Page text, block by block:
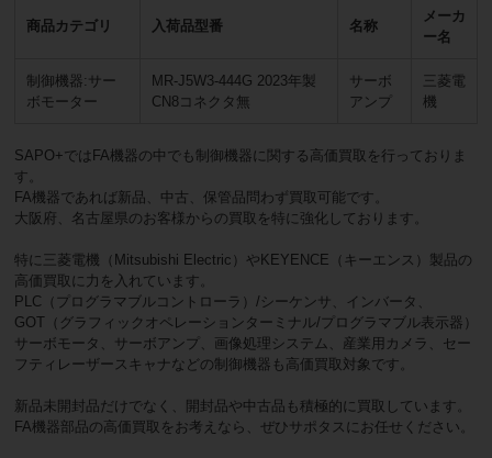
商品カテゴリ 入荷品型番 名称
メーカ
ー名
制御機器:サー
ボモーター
MR-J5W3-444G 2023年製
CN8コネクタ無
サーボ
アンプ
三菱電
機
SAPO+ではFA機器の中でも制御機器に関する高価買取を行っておりま
す。
FA機器であれば新品、中古、保管品問わず買取可能です。
大阪府、名古屋県のお客様からの買取を特に強化しております。
特に三菱電機（Mitsubishi Electric）やKEYENCE（キーエンス）製品の
高価買取に力を入れています。
PLC（プログラマブルコントローラ）/シーケンサ、インバータ、
GOT（グラフィックオペレーションターミナル/プログラマブル表示器）
サーボモータ、サーボアンプ、画像処理システム、産業用カメラ、セー
フティレーザースキャナなどの制御機器も高価買取対象です。
新品未開封品だけでなく、開封品や中古品も積極的に買取しています。
FA機器部品の高価買取をお考えなら、ぜひサポタスにお任せください。